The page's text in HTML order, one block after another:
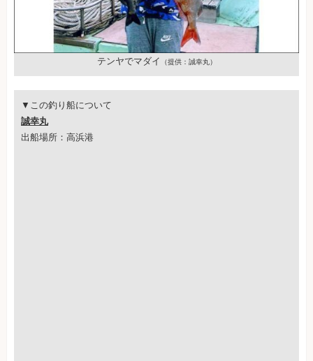
テンヤでマダイ （提供：誠幸丸）
▼この釣り船について
誠幸丸
出船場所：高浜港